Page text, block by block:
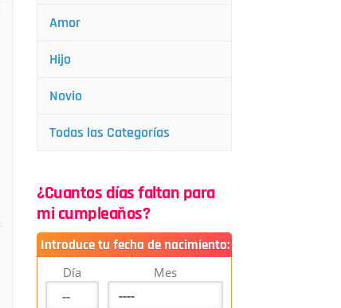
Amor
Hijo
Novio
Todas las Categorías
¿Cuantos días faltan para
mi cumpleaños?
Introduce tu fecha de nacimiento:
Día Mes